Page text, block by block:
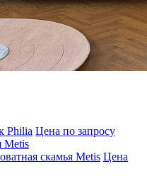
Philia Цена по запросу
скамья Metis Цена